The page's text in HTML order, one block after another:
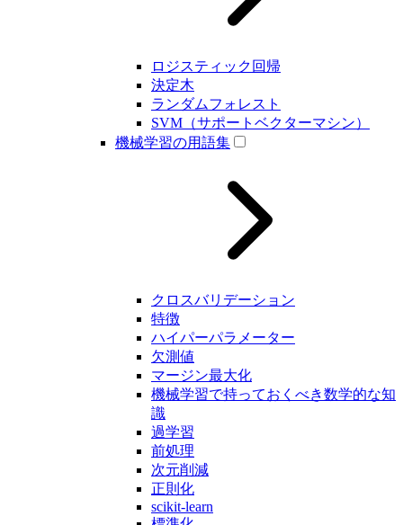
ロジスティック回帰
決定木
ランダムフォレスト
SVM（サポートベクターマシン）
機械学習の用語集
クロスバリデーション
特徴
ハイパーパラメーター
欠測値
マージン最大化
機械学習で持っておくべき数学的な知
識
過学習
前処理
次元削減
正則化
scikit-learn